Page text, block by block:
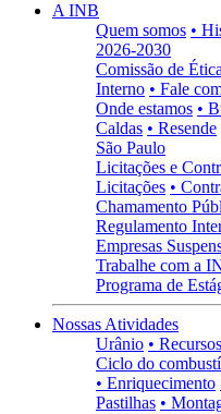
A INB
Quem somos •
2026-2030
Comissão de Ética
Interno • Fale
Onde estamos •
Caldas • Resende
São Paulo
Licitações e
Licitações •
Chamamento
Regulamento
Empresas
Trabalhe com a
Programa de
Nossas Atividades
Urânio • Recursos
Ciclo do
• Enriquecimento
Pastilhas •